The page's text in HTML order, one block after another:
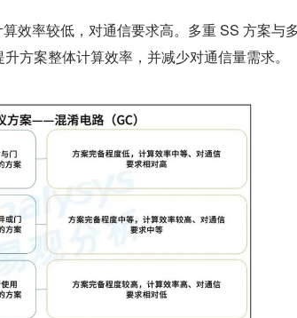
效率较低，对通信要求高。多重 SS 方案与
方案整体计算效率，并减少对通信量需求。